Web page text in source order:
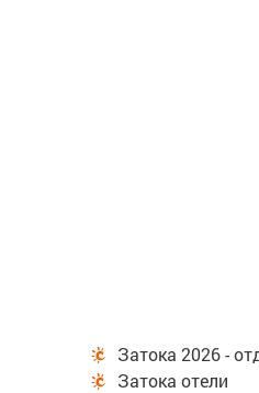
Затока 2026 -
Затока отели